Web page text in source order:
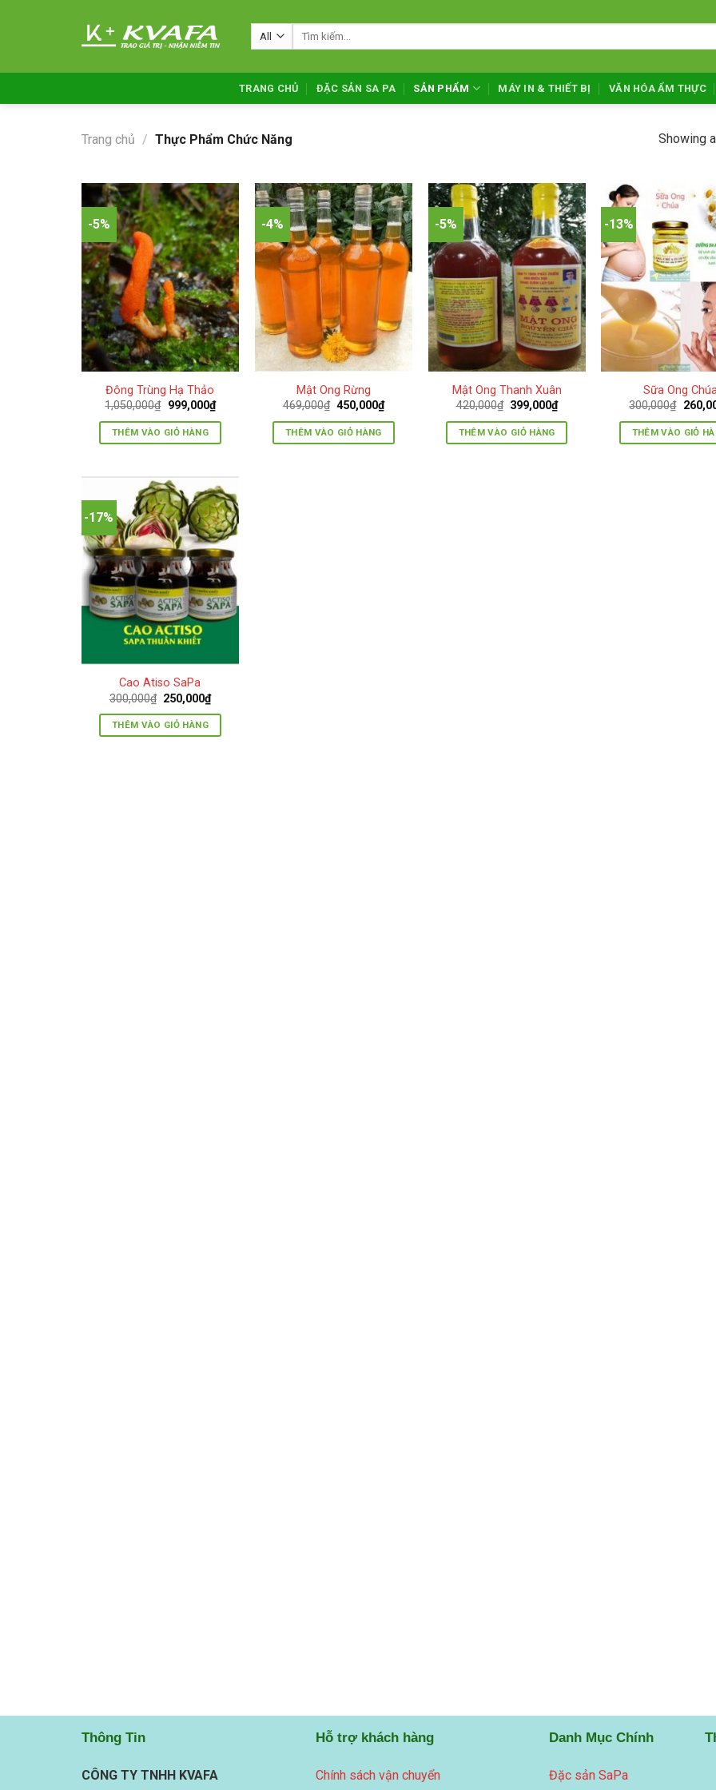
Tìm
TRANG CHỦ ĐẶC SẢN SA PA SẢN PHẨM MÁY IN & THIẾT BỊ VĂN HÓA ẨM THỰC
Trang chủ / Thực Phẩm Chức Năng Showing
-5%
Đông Trùng Hạ Thảo
1,050,000₫ Giá
là:
1,050,000₫.
999,000₫Giá
hiện
tại
THÊM VÀO GIỎ HÀNG
-4%
Mật Ong Rừng
469,000₫ Giá
là:
469,000₫.
450,000₫Giá
hiện
tại
THÊM VÀO GIỎ HÀNG
-5%
Mật Ong Thanh Xuân
420,000₫ Giá
là:
420,000₫.
399,000₫Giá
hiện
tại
THÊM VÀO GIỎ HÀNG
-13%
Sữa Ong
300,000₫ Giá
là:
THÊM VÀO GIỎ
-17%
Cao Atiso SaPa
300,000₫ Giá
là:
300,000₫.
250,000₫Giá
hiện
tại
là:
THÊM VÀO GIỎ HÀNG
Thông Tin
CÔNG TY TNHH KVAFA
Hỗ trợ khách hàng
Chính sách vận chuyển
Danh Mục Chính
Đặc sản SaPa